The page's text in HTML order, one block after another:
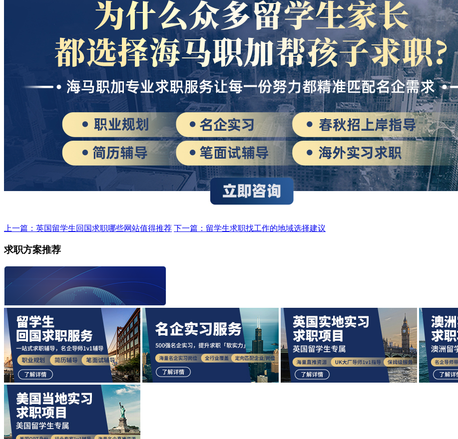
上一篇：英国留学生回国求职哪些网站值得推荐 下一篇：留学生求职找工作的地域选择建议
求职方案推荐